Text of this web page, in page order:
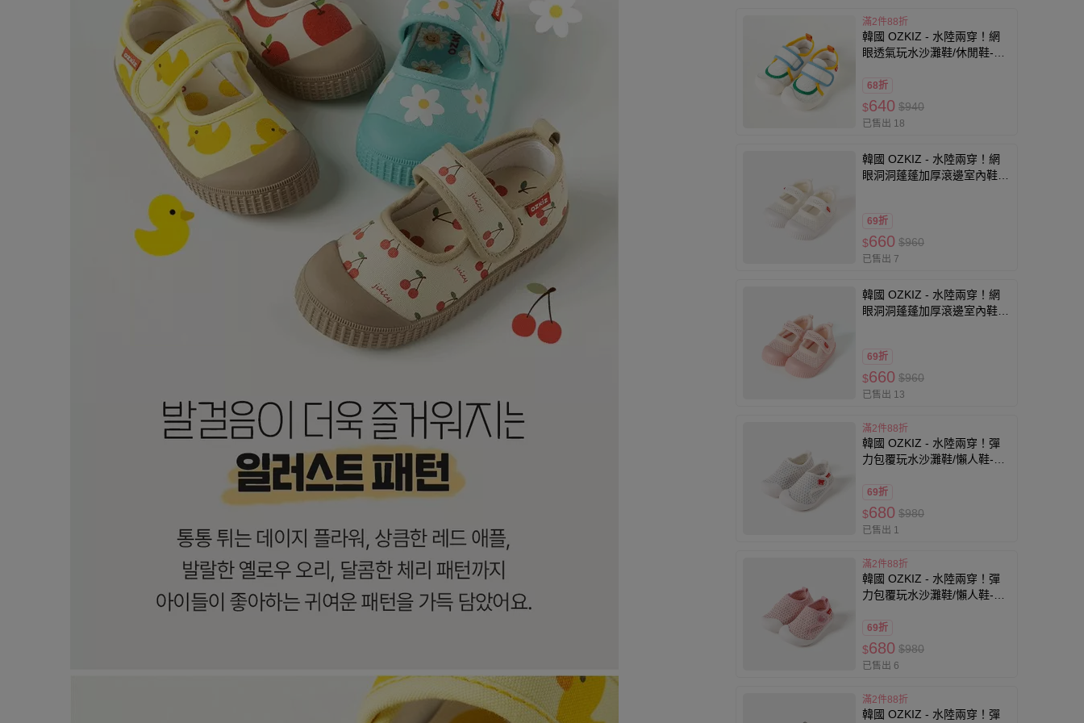
滿2件88折
韓國 OZKIZ - 水陸兩穿！網
眼透氣玩水沙灘鞋/休閒鞋-藍
68折
$640 $940
已售出 18
韓國 OZKIZ - 水陸兩穿！網
眼洞洞蓬蓬加厚滾邊室內鞋/
69折
$660 $960
已售出 7
韓國 OZKIZ - 水陸兩穿！網
眼洞洞蓬蓬加厚滾邊室內鞋/
69折
$660 $960
已售出 13
滿2件88折
韓國 OZKIZ - 水陸兩穿！彈
力包覆玩水沙灘鞋/懶人鞋-螃
69折
$680 $980
已售出 1
滿2件88折
韓國 OZKIZ - 水陸兩穿！彈
力包覆玩水沙灘鞋/懶人鞋-鯨
69折
$680 $980
已售出 6
滿2件88折
韓國 OZKIZ - 水陸兩穿！彈